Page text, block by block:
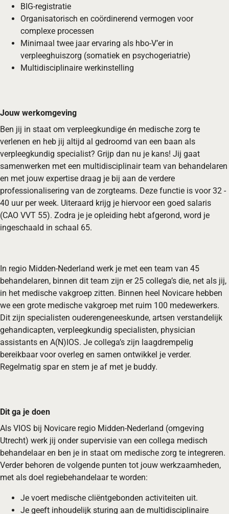
BIG-registratie
Organisatorisch en coördinerend vermogen voor
complexe processen
Minimaal twee jaar ervaring als hbo-V’er in
verpleeghuiszorg (somatiek en psychogeriatrie)
Multidisciplinaire werkinstelling
Jouw werkomgeving
Ben jij in staat om verpleegkundige én medische zorg te
verlenen en heb jij altijd al gedroomd van een baan als
verpleegkundig specialist? Grijp dan nu je kans! Jij gaat
samenwerken met een multidisciplinair team van behandelaren
en met jouw expertise draag je bij aan de verdere
professionalisering van de zorgteams. Deze functie is voor 32 -
40 uur per week. Uiteraard krijg je hiervoor een goed salaris
(CAO VVT 55). Zodra je je opleiding hebt afgerond, word je
ingeschaald in schaal 65.
In regio Midden-Nederland werk je met een team van 45
behandelaren, binnen dit team zijn er 25 collega’s die, net als jij,
in het medische vakgroep zitten. Binnen heel Novicare hebben
we een grote medische vakgroep met ruim 100 medewerkers.
Dit zijn specialisten ouderengeneeskunde, artsen verstandelijk
gehandicapten, verpleegkundig specialisten, physician
assistants en A(N)IOS. Je collega’s zijn laagdrempelig
bereikbaar voor overleg en samen ontwikkel je verder.
Regelmatig spar en stem je af met je buddy.
Dit ga je doen
Als VIOS bij Novicare regio Midden-Nederland (omgeving
Utrecht) werk jij onder supervisie van een collega medisch
behandelaar en ben je in staat om medische zorg te integreren.
Verder behoren de volgende punten tot jouw werkzaamheden,
met als doel regiebehandelaar te worden:
Je voert medische cliëntgebonden activiteiten uit.
Je geeft inhoudelijk sturing aan de multidisciplinaire